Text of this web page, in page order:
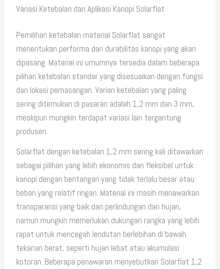
Variasi Ketebalan dan Aplikasi Kanopi Solarflat
Pemilihan ketebalan material Solarflat sangat
menentukan performa dan durabilitas kanopi yang akan
dipasang. Material ini umumnya tersedia dalam beberapa
pilihan ketebalan standar yang disesuaikan dengan fungsi
dan lokasi pemasangan. Varian ketebalan yang paling
sering ditemukan di pasaran adalah 1,2 mm dan 3 mm,
meskipun mungkin terdapat variasi lain tergantung
produsen.
Solarflat dengan ketebalan 1,2 mm sering kali ditawarkan
sebagai pilihan yang lebih ekonomis dan fleksibel untuk
kanopi dengan bentangan yang tidak terlalu besar atau
beban yang relatif ringan. Material ini masih menawarkan
transparansi yang baik dan perlindungan dari hujan,
namun mungkin memerlukan dukungan rangka yang lebih
rapat untuk mencegah lendutan berlebihan di bawah
tekanan berat, seperti hujan lebat atau akumulasi
kotoran. Beberapa penawaran menyebutkan Solarflat 1,2